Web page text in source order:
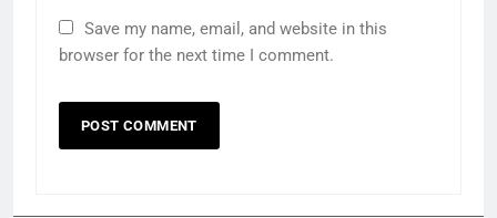
Save my name, email, and website in this
browser for the next time I comment.